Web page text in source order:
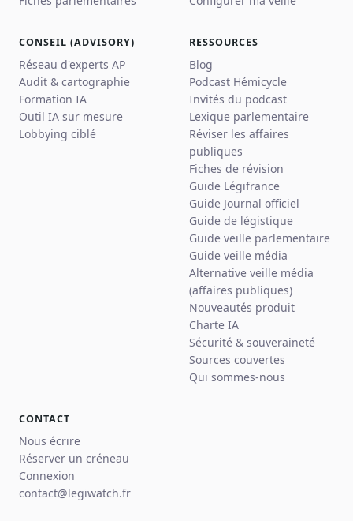
CONSEIL (ADVISORY)
Réseau d'experts AP
Audit & cartographie
Formation IA
Outil IA sur mesure
Lobbying ciblé
RESSOURCES
Blog
Podcast Hémicycle
Invités du podcast
Lexique parlementaire
Réviser les affaires
publiques
Fiches de révision
Guide Légifrance
Guide Journal officiel
Guide de légistique
Guide veille parlementaire
Guide veille média
Alternative veille média
(affaires publiques)
Nouveautés produit
Charte IA
Sécurité & souveraineté
Sources couvertes
Qui sommes-nous
CONTACT
Nous écrire
Réserver un créneau
Connexion
contact@legiwatch.fr